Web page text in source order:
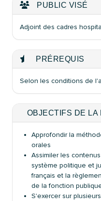
PUBLIC VISÉ
Adjoint des cadres
PRÉREQUIS
Selon les conditions de
OBJECTIFS DE LA
Approfondir la
orales
Assimiler les
système politique et
français et la
de la fonction
S'exercer sur